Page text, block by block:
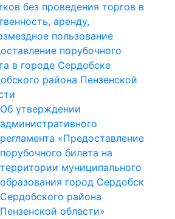
без проведения торгов в
аренду,
пользование
порубочного
в городе Сердобске
района Пензенской
Об утверждении
административного
регламента «Предоставление
порубочного билета на
территории муниципального
образования город Сердобск
Сердобского района
Пензенской области»